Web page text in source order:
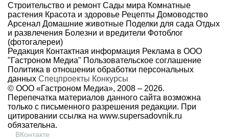
Строительство и ремонт Сады мира Комнатные
растения Красота и здоровье Рецепты Домоводство
Арсенал Домашние животные Поделки для сада Отдых
и развлечения Болезни и вредители Фотоблог
(фотогалереи)
Редакция Контактная информация Реклама в ООО
"Гастроном Медиа" Пользовательское соглашение
Политика в отношении обработки персональных
данных Спецпроекты Конкурсы
© ООО «Гастроном Медиа», 2008 – 2026.
Перепечатка материалов данного сайта возможна
только с письменного разрешения редакции. При
цитировании ссылка на www.supersadovnik.ru
обязательна.
ВКонтакте